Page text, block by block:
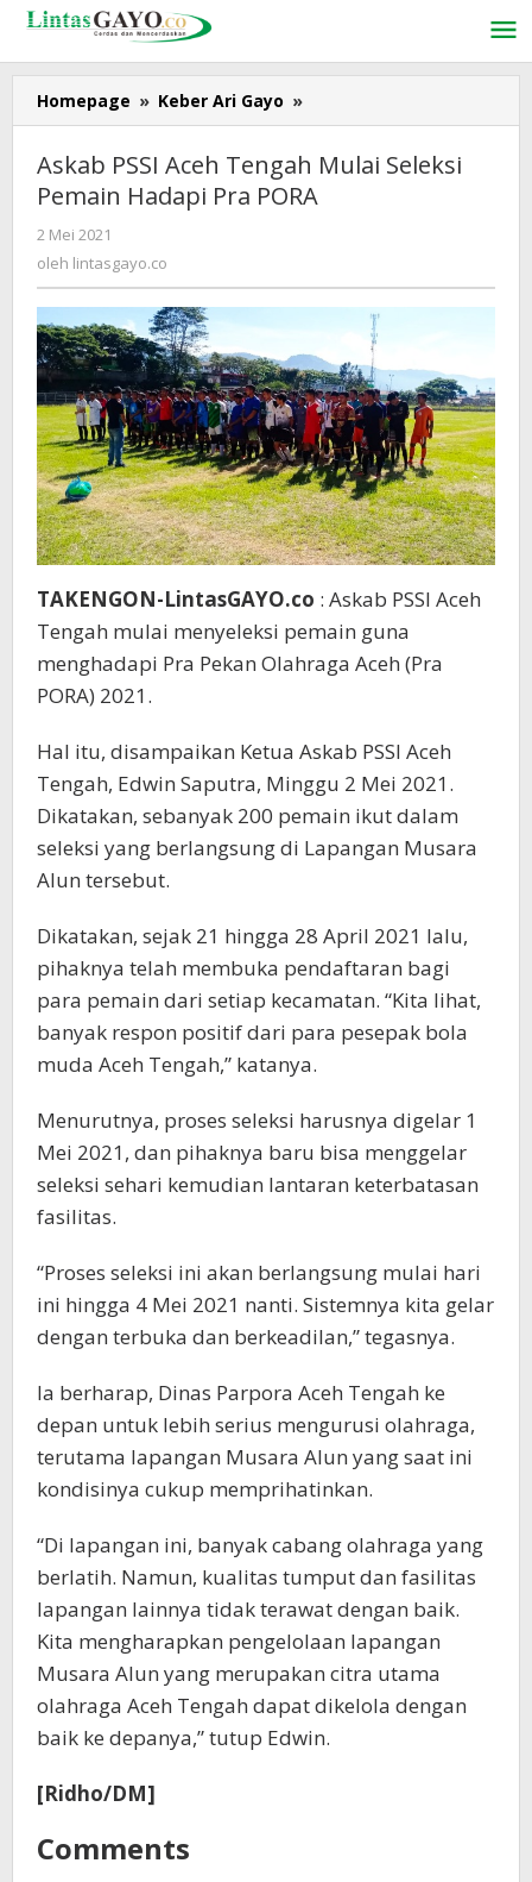
Lewati
konten
Homepage » Keber Ari Gayo »
PSSI
Tengah
Mulai
Askab PSSI Aceh Tengah Mulai Seleksi
Pemain Hadapi Pra PORA
2 Mei 2021
lintasgayo.co
oleh lintasgayo.co
TAKENGON-LintasGAYO.co : Askab PSSI Aceh
Tengah mulai menyeleksi pemain guna
menghadapi Pra Pekan Olahraga Aceh (Pra
PORA) 2021.
Hal itu, disampaikan Ketua Askab PSSI Aceh
Tengah, Edwin Saputra, Minggu 2 Mei 2021.
Dikatakan, sebanyak 200 pemain ikut dalam
seleksi yang berlangsung di Lapangan Musara
Alun tersebut.
Dikatakan, sejak 21 hingga 28 April 2021 lalu,
pihaknya telah membuka pendaftaran bagi
para pemain dari setiap kecamatan. “Kita lihat,
banyak respon positif dari para pesepak bola
muda Aceh Tengah,” katanya.
Menurutnya, proses seleksi harusnya digelar 1
Mei 2021, dan pihaknya baru bisa menggelar
seleksi sehari kemudian lantaran keterbatasan
fasilitas.
“Proses seleksi ini akan berlangsung mulai hari
ini hingga 4 Mei 2021 nanti. Sistemnya kita gelar
dengan terbuka dan berkeadilan,” tegasnya.
Ia berharap, Dinas Parpora Aceh Tengah ke
depan untuk lebih serius mengurusi olahraga,
terutama lapangan Musara Alun yang saat ini
kondisinya cukup memprihatinkan.
“Di lapangan ini, banyak cabang olahraga yang
berlatih. Namun, kualitas tumput dan fasilitas
lapangan lainnya tidak terawat dengan baik.
Kita mengharapkan pengelolaan lapangan
Musara Alun yang merupakan citra utama
olahraga Aceh Tengah dapat dikelola dengan
baik ke depanya,” tutup Edwin.
[Ridho/DM]
Comments